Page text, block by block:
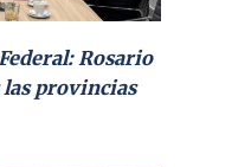
Rosario
las provincias